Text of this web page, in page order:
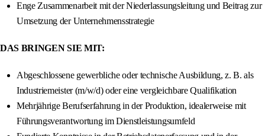
Enge Zusammenarbeit mit der Niederlassungsleitung und Beitrag zur
Umsetzung der Unternehmensstrategie
DAS BRINGEN SIE MIT:
Abgeschlossene gewerbliche oder technische Ausbildung, z. B. als
Industriemeister (m/w/d) oder eine vergleichbare Qualifikation
Mehrjährige Berufserfahrung in der Produktion, idealerweise mit
Führungsverantwortung im Dienstleistungsumfeld